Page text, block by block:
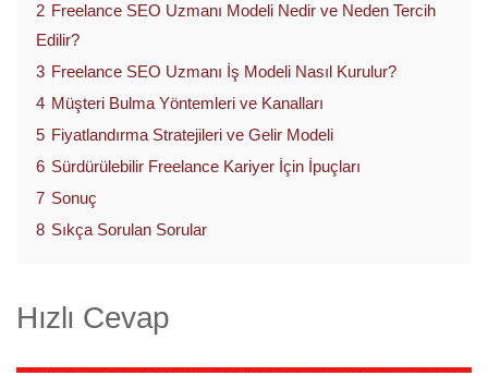
2 Freelance SEO Uzmanı Modeli Nedir ve Neden Tercih
Edilir?
3 Freelance SEO Uzmanı İş Modeli Nasıl Kurulur?
4 Müşteri Bulma Yöntemleri ve Kanalları
5 Fiyatlandırma Stratejileri ve Gelir Modeli
6 Sürdürülebilir Freelance Kariyer İçin İpuçları
7 Sonuç
8 Sıkça Sorulan Sorular
Hızlı Cevap